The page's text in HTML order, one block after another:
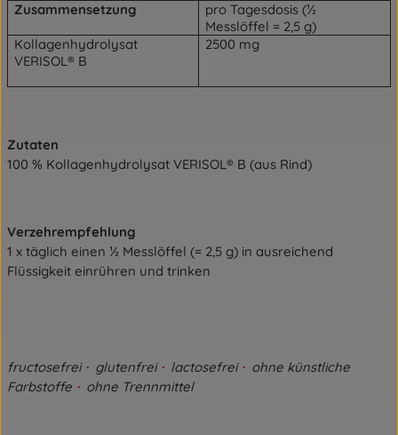
Zusammensetzung
pro Tagesdosis (½
Messlöffel = 2,5 g)
Kollagenhydrolysat
VERISOL® B
2500 mg
Zutaten
100 % Kollagenhydrolysat VERISOL® B (aus Rind)
Verzehrempfehlung
1 x täglich einen ½ Messlöffel (= 2,5 g) in ausreichend
Flüssigkeit einrühren und trinken
fructosefrei · glutenfrei · lactosefrei · ohne künstliche
Farbstoffe · ohne Trennmittel